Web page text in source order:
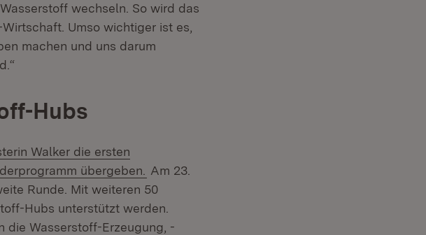
wechseln. So wird das
Umso wichtiger ist es,
machen und uns darum
Hubs
Walker die ersten
übergeben.
Am 23.
Runde. Mit weiteren 50
Hubs unterstützt werden.
die Wasserstoff-Erzeugung, -